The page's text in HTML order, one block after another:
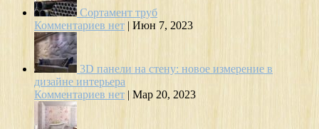
Сортамент труб
Комментариев нет | Июн 7, 2023
3D панели на стену: новое измерение в
дизайне интерьера
Комментариев нет | Мар 20, 2023